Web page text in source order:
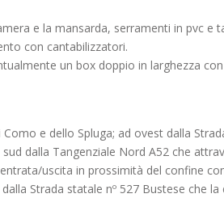
e la mansarda, serramenti in pvc e
con cantabilizzatori.
un box doppio in larghezza
e dello Spluga; ad ovest dalla
dalla Tangenziale Nord A52 che
uscita in prossimità del confine
Strada statale nº 527 Bustese che la